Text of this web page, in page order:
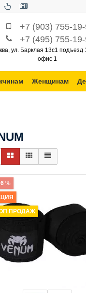
+7 (903) 755-
+7 (495) 755-
ул. Барклая 13с1 подъезд
офис 1
Женщинам
%
ПРОДАЖ